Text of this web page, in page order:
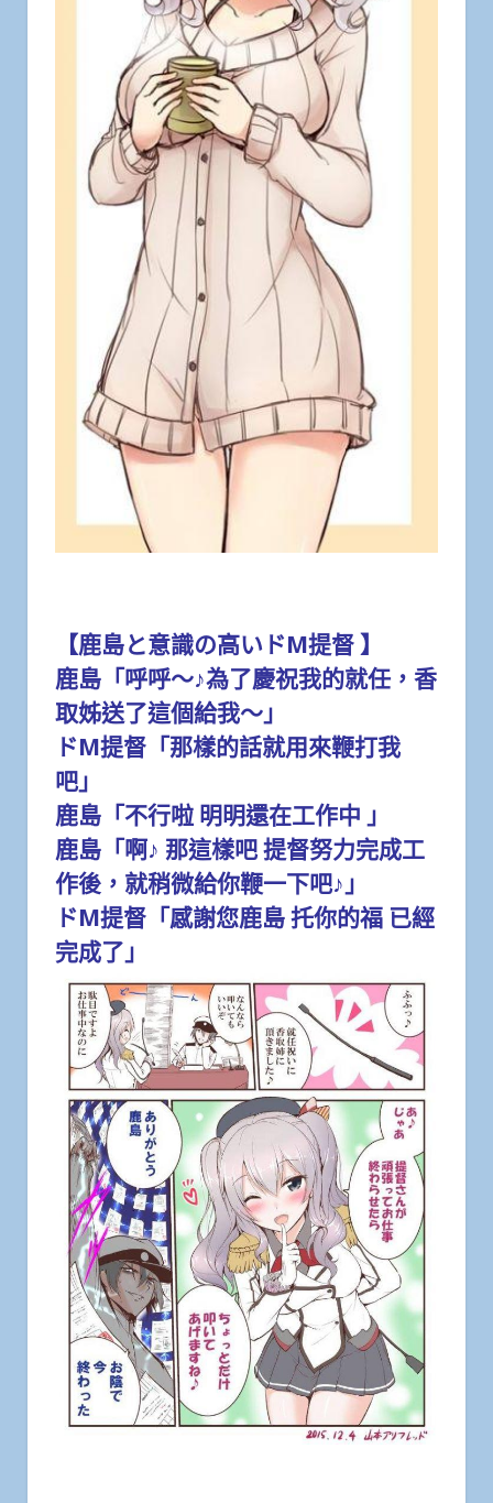
【鹿島と意識の高いドМ提督 】
鹿島「呼呼～♪為了慶祝我的就任，香
取姊送了這個給我～」
ドМ提督「那樣的話就用來鞭打我
吧」
鹿島「不行啦 明明還在工作中 」
鹿島「啊♪ 那這樣吧 提督努力完成工
作後，就稍微給你鞭一下吧♪」
ドМ提督「感謝您鹿島 托你的福 已經
完成了」